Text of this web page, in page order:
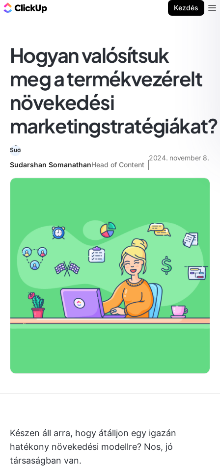
Kezdés
Hogyan valósítsuk
meg a termékvezérelt
növekedési
marketingstratégiákat?
Sudarshan SomanathanHead of Content
2024. november 8.
Készen áll arra, hogy átálljon egy igazán
hatékony növekedési modellre? Nos, jó
társaságban van.